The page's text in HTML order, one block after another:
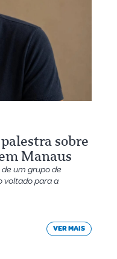
sobre
Manaus
um grupo de
voltado para a
VER MAIS